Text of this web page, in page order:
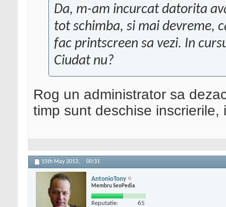
Da, m-am incurcat datorita
tot schimba, si mai devreme,
fac printscreen sa vezi. In
Ciudat nu?
Rog un administrator sa
timp sunt deschise
15th May 2013, 00:31
AntonioTony
Membru SeoPedia
Reputatie: 65